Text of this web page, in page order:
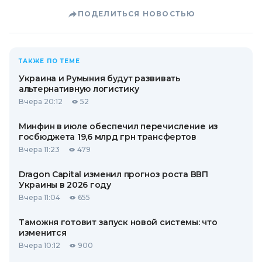
ПОДЕЛИТЬСЯ НОВОСТЬЮ
ТАКЖЕ ПО ТЕМЕ
Украина и Румыния будут развивать
альтернативную логистику
Вчера 20:12 52
Минфин в июле обеспечил перечисление из
госбюджета 19,6 млрд грн трансфертов
Вчера 11:23 479
Dragon Capital изменил прогноз роста ВВП
Украины в 2026 году
Вчера 11:04 655
Таможня готовит запуск новой системы: что
изменится
Вчера 10:12 900